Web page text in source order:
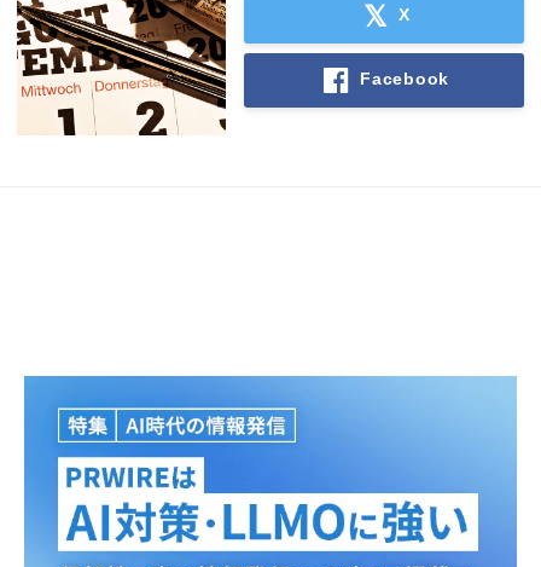
X
Facebook